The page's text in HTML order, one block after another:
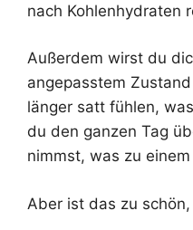
nach Kohlenhydraten
Außerdem wirst du
angepasstem
länger satt fühlen,
du den ganzen Tag
nimmst, was zu
Aber ist das zu